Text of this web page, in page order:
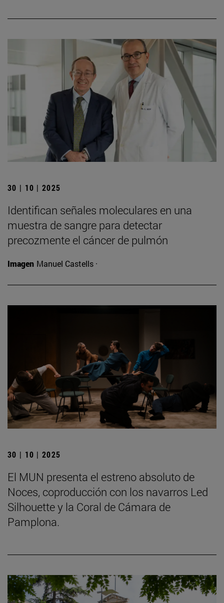
30 | 10 | 2025
Identifican señales moleculares en una
muestra de sangre para detectar
precozmente el cáncer de pulmón
Imagen Manuel Castells ·
30 | 10 | 2025
El MUN presenta el estreno absoluto de
Noces, coproducción con los navarros Led
Silhouette y la Coral de Cámara de
Pamplona.